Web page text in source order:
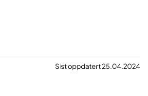
Sist oppdatert 25.04.2024